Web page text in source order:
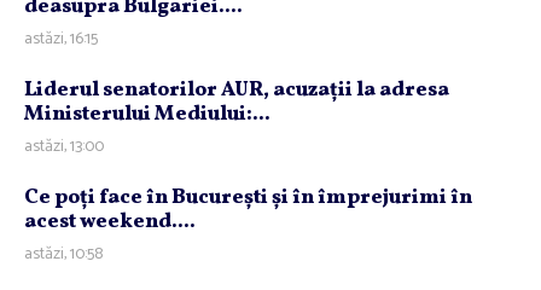
deasupra Bulgariei....
astăzi, 16:15
Liderul senatorilor AUR, acuzaţii la adresa
Ministerului Mediului:...
astăzi, 13:00
Ce poţi face în Bucureşti şi în împrejurimi în
acest weekend....
astăzi, 10:58